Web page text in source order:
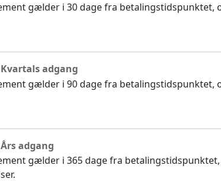
gælder i 30 dage fra betalingstidspunktet,
adgang
gælder i 90 dage fra betalingstidspunktet,
adgang
gælder i 365 dage fra